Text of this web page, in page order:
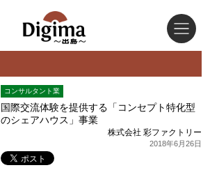
コンサルタント業
国際交流体験を提供する「コンセプト特化型
のシェアハウス」事業
株式会社 彩ファクトリー
2018年6月26日